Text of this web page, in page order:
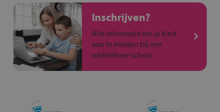
Inschrijven?
Alle informatie om je kind
aan te melden bij een
middelbare school.